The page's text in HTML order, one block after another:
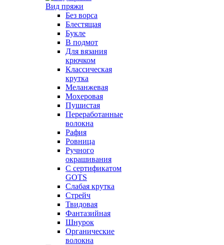
Вид пряжи
Без ворса
Блестящая
Букле
В подмот
Для вязания
крючком
Классическая
крутка
Меланжевая
Мохеровая
Пушистая
Переработанные
волокна
Рафия
Ровница
Ручного
окрашивания
С сертификатом
GOTS
Слабая крутка
Стрейч
Твидовая
Фантазийная
Шнурок
Органические
волокна